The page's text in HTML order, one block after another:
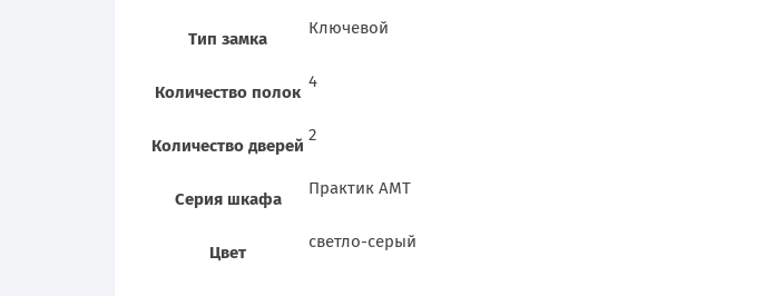
Тип замка
Ключевой
Количество полок
4
Количество дверей
2
Серия шкафа
Практик AMT
Цвет
светло-серый